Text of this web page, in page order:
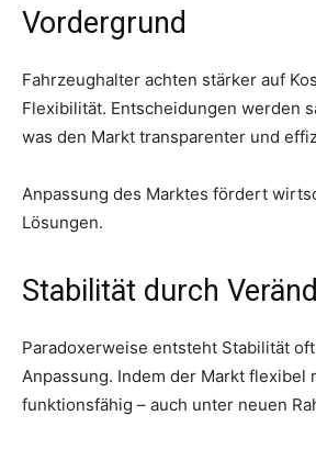
Vordergrund
Fahrzeughalter achten stärker auf
Flexibilität. Entscheidungen werden
was den Markt transparenter und
Anpassung des Marktes fördert
Lösungen.
Stabilität durch
Paradoxerweise entsteht Stabilität
Anpassung. Indem der Markt flexibel
funktionsfähig – auch unter neuen